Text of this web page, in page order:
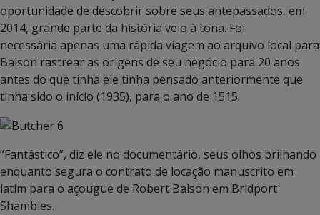
oportunidade de descobrir sobre seus antepassados, em
2014, grande parte da história veio à tona. Foi
necessária apenas uma rápida viagem ao arquivo local para
Balson rastrear as origens de seu negócio para 20 anos
antes do que tinha ele tinha pensado anteriormente que
tinha sido o início (1935), para o ano de 1515.
“Fantástico”, diz ele no documentário, seus olhos brilhando
enquanto segura o contrato de locação manuscrito em
latim para o açougue de Robert Balson em Bridport
Shambles.